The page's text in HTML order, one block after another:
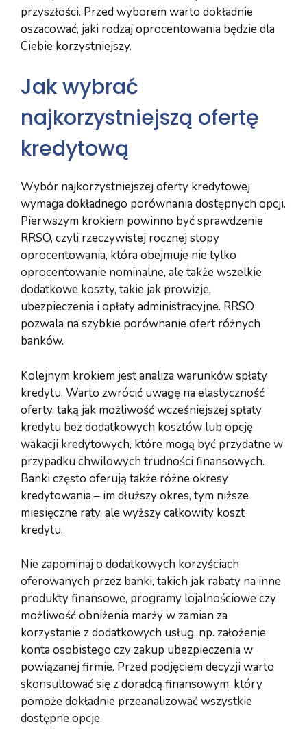
przyszłości. Przed wyborem warto dokładnie
oszacować, jaki rodzaj oprocentowania będzie dla
Ciebie korzystniejszy.
Jak wybrać
najkorzystniejszą ofertę
kredytową
Wybór najkorzystniejszej oferty kredytowej
wymaga dokładnego porównania dostępnych opcji.
Pierwszym krokiem powinno być sprawdzenie
RRSO, czyli rzeczywistej rocznej stopy
oprocentowania, która obejmuje nie tylko
oprocentowanie nominalne, ale także wszelkie
dodatkowe koszty, takie jak prowizje,
ubezpieczenia i opłaty administracyjne. RRSO
pozwala na szybkie porównanie ofert różnych
banków.
Kolejnym krokiem jest analiza warunków spłaty
kredytu. Warto zwrócić uwagę na elastyczność
oferty, taką jak możliwość wcześniejszej spłaty
kredytu bez dodatkowych kosztów lub opcję
wakacji kredytowych, które mogą być przydatne w
przypadku chwilowych trudności finansowych.
Banki często oferują także różne okresy
kredytowania – im dłuższy okres, tym niższe
miesięczne raty, ale wyższy całkowity koszt
kredytu.
Nie zapominaj o dodatkowych korzyściach
oferowanych przez banki, takich jak rabaty na inne
produkty finansowe, programy lojalnościowe czy
możliwość obniżenia marży w zamian za
korzystanie z dodatkowych usług, np. założenie
konta osobistego czy zakup ubezpieczenia w
powiązanej firmie. Przed podjęciem decyzji warto
skonsultować się z doradcą finansowym, który
pomoże dokładnie przeanalizować wszystkie
dostępne opcje.